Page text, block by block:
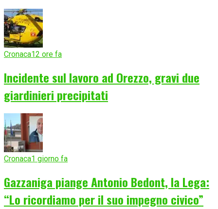
Cronaca12 ore fa
Incidente sul lavoro ad Orezzo, gravi due
giardinieri precipitati
Cronaca1 giorno fa
Gazzaniga piange Antonio Bedont, la Lega:
“Lo ricordiamo per il suo impegno civico”